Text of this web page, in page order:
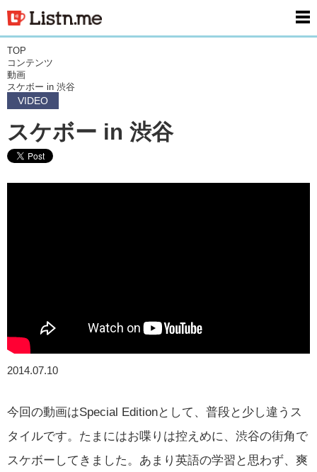
TOP
コンテンツ
動画
スケボー in 渋谷
VIDEO
スケボー in 渋谷
2014.07.10
今回の動画はSpecial Editionとして、普段と少し違うス
タイルです。たまにはお喋りは控えめに、渋谷の街角で
スケボーしてきました。あまり英語の学習と思わず、爽